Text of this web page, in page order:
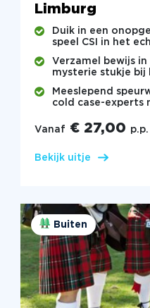
Limburg
Duik in een
speel CSI in het
Verzamel bewijs
mysterie stukje bij
Meeslepend
cold case-experts
Vanaf € 27,00 p.p.
Bekijk uitje
Buiten